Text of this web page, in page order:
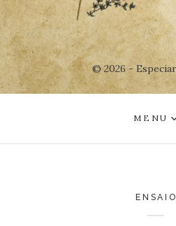
© 2026 -
MENU
ENSAIO